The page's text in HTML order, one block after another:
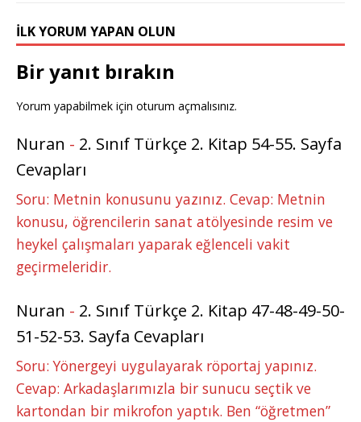
k
İLK YORUM YAPAN OLUN
Bir yanıt bırakın
Yorum yapabilmek için oturum açmalısınız.
Nuran - 2. Sınıf Türkçe 2. Kitap 54-55. Sayfa
Cevapları
Soru: Metnin konusunu yazınız. Cevap: Metnin
konusu, öğrencilerin sanat atölyesinde resim ve
heykel çalışmaları yaparak eğlenceli vakit
geçirmeleridir.
Nuran - 2. Sınıf Türkçe 2. Kitap 47-48-49-50-
51-52-53. Sayfa Cevapları
Soru: Yönergeyi uygulayarak röportaj yapınız.
Cevap: Arkadaşlarımızla bir sunucu seçtik ve
kartondan bir mikrofon yaptık. Ben “öğretmen”